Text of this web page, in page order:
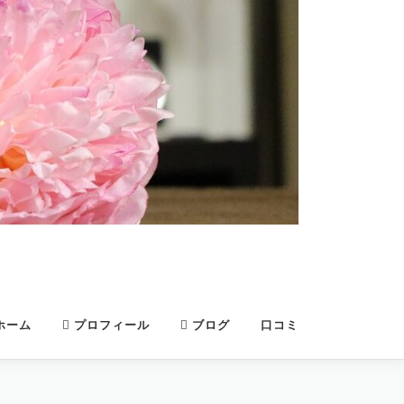
ーム プロフィール ブログ 口コミ